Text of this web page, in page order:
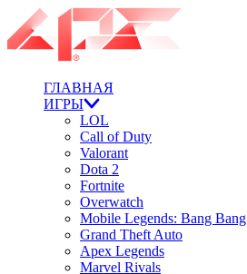
ГЛАВНАЯ
ИГРЫ
LOL
Call of Duty
Valorant
Dota 2
Fortnite
Overwatch
Mobile Legends: Bang Bang
Grand Theft Auto
Apex Legends
Marvel Rivals